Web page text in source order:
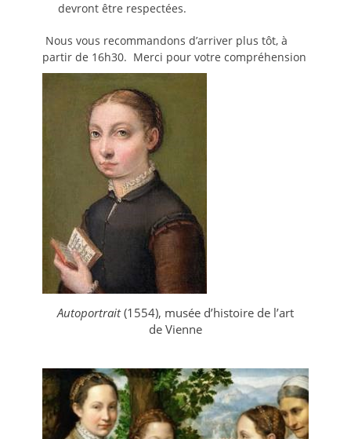
devront être respectées.
Nous vous recommandons d’arriver plus tôt, à
partir de 16h30. Merci pour votre compréhension
Autoportrait(1554), musée d’histoire de l’art
de Vienne